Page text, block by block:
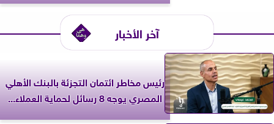
آخر الأخبار
رئيس مخاطر ائتمان التجزئة بالبنك الأهلي
المصري يوجه 8 رسائل لحماية العملاء...